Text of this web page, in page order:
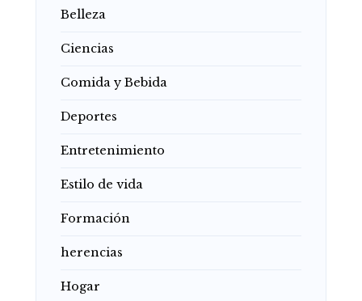
Belleza
Ciencias
Comida y Bebida
Deportes
Entretenimiento
Estilo de vida
Formación
herencias
Hogar